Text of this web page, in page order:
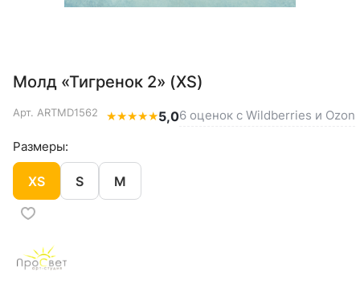
Молд «Тигренок 2» (XS)
Арт. ARTMD1562 ★★★★★5,06 оценок с Wildberries и Ozon
Размеры:
XS S M